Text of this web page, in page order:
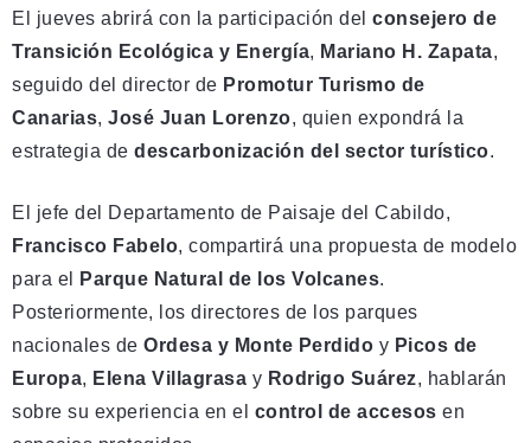
El jueves abrirá con la participación del consejero de
Transición Ecológica y Energía, Mariano H. Zapata,
seguido del director de Promotur Turismo de
Canarias, José Juan Lorenzo, quien expondrá la
estrategia de descarbonización del sector turístico.
El jefe del Departamento de Paisaje del Cabildo,
Francisco Fabelo, compartirá una propuesta de modelo
para el
Parque Natural de los Volcanes.
Posteriormente, los directores de los parques
nacionales de Ordesa y Monte Perdido y Picos de
Europa, Elena Villagrasa y Rodrigo Suárez, hablarán
sobre su experiencia en el control de accesos en